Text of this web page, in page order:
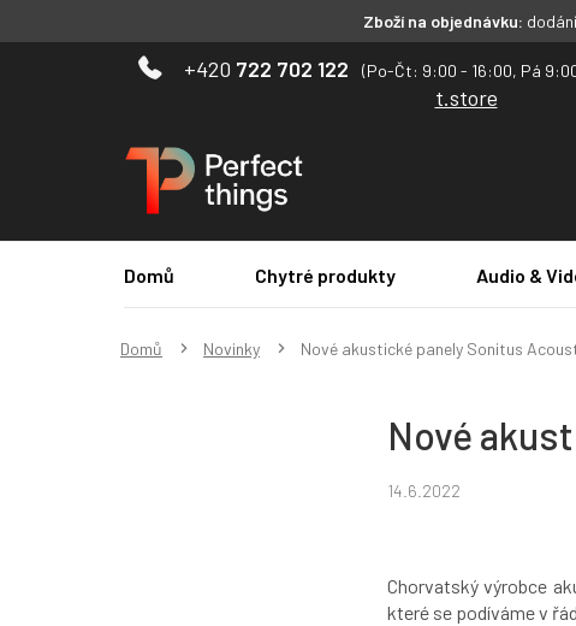
Zboží na objednávku:
722 702 122
t.store
Domů
Chytré produkty Audio &
Domů Novinky Nové akustické panely Sonitus
Nové
14.6.2022
Chorvatský výrobce
které se podíváme v